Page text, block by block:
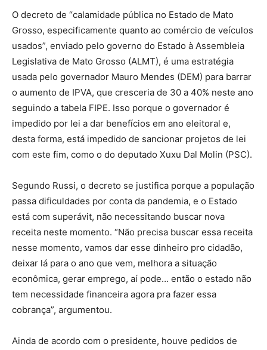
O decreto de “calamidade pública no Estado de Mato
Grosso, especificamente quanto ao comércio de veículos
usados”, enviado pelo governo do Estado à Assembleia
Legislativa de Mato Grosso (ALMT), é uma estratégia
usada pelo governador Mauro Mendes (DEM) para barrar
o aumento de IPVA, que cresceria de 30 a 40% neste ano
seguindo a tabela FIPE. Isso porque o governador é
impedido por lei a dar benefícios em ano eleitoral e,
desta forma, está impedido de sancionar projetos de lei
com este fim, como o do deputado Xuxu Dal Molin (PSC).
Segundo Russi, o decreto se justifica porque a população
passa dificuldades por conta da pandemia, e o Estado
está com superávit, não necessitando buscar nova
receita neste momento. “Não precisa buscar essa receita
nesse momento, vamos dar esse dinheiro pro cidadão,
deixar lá para o ano que vem, melhora a situação
econômica, gerar emprego, aí pode… então o estado não
tem necessidade financeira agora pra fazer essa
cobrança”, argumentou.
Ainda de acordo com o presidente, houve pedidos de